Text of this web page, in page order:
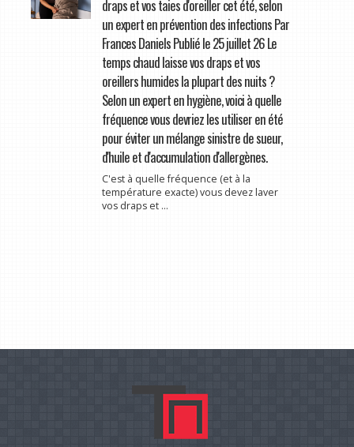
draps et vos taies d'oreiller cet été, selon
un expert en prévention des infections Par
Frances Daniels Publié le 25 juillet 26 Le
temps chaud laisse vos draps et vos
oreillers humides la plupart des nuits ?
Selon un expert en hygiène, voici à quelle
fréquence vous devriez les utiliser en été
pour éviter un mélange sinistre de sueur,
d'huile et d'accumulation d'allergènes.
C'est à quelle fréquence (et à la
température exacte) vous devez laver
vos draps et ...